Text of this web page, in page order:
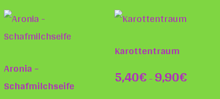
Aronia –
Schafmilchseife
Karottentraum
5,40€–9,90€